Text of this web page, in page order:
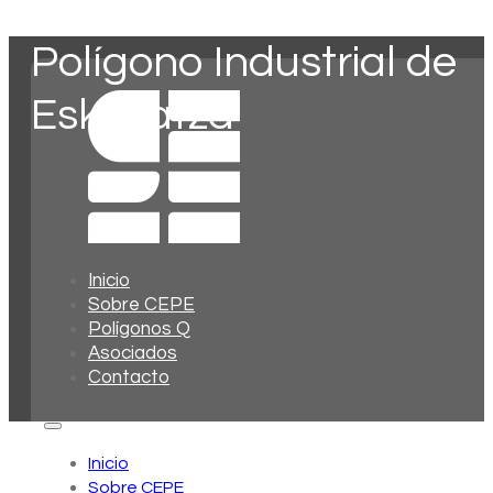
Inicio
Sobre CEPE
Polígonos Q
Asociados
Contacto
Inicio
Sobre CEPE
Polígono Industrial de
Eskoriatza